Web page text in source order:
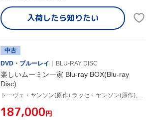
入荷したら知りたい
中古
DVD・ブルーレイ
BLU-RAY DISC
楽しいムーミン一家 Blu-ray BOX(Blu-ray
Disc)
¥187,000円